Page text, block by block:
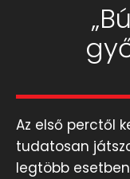
Az első perctől
tudatosan
legtöbb